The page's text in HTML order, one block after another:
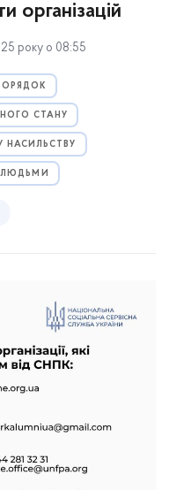
організацій
року о 08:55
СТАНУ
НАСИЛЬСТВУ
ЛЮДЬМИ